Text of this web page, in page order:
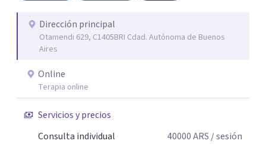
quien consulta.
Dirección principal
Otamendi 629, C1405BRI Cdad. Autónoma de Buenos
Aires
Online
Terapia online
Servicios y precios
Consulta individual
40000ARS / sesión